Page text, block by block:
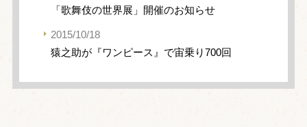
「歌舞伎の世界展」開催のお知らせ
2015/10/18
猿之助が『ワンピース』で宙乗り700回